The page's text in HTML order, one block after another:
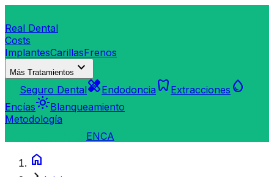
Real Dental
Costs
ImplantesCarillasFrenos
Más Tratamientos expand_more
Seguro DentalhealingEndodoncia dentistry Extracciones water_drop
Encíaslight_modeBlanqueamiento
Metodología
ENCA
home